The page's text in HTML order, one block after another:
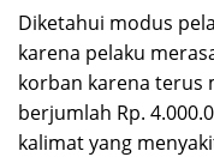
Diketahui modus
karena pelaku
korban karena terus
berjumlah Rp.
kalimat yang